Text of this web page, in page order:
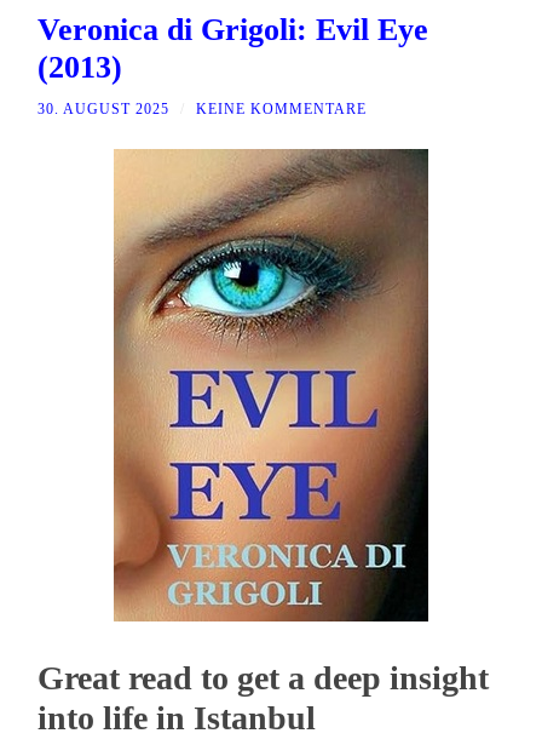
Veronica di Grigoli: Evil Eye
(2013)
30. AUGUST 2025 KEINE KOMMENTARE
Great read to get a deep insight
into life in Istanbul